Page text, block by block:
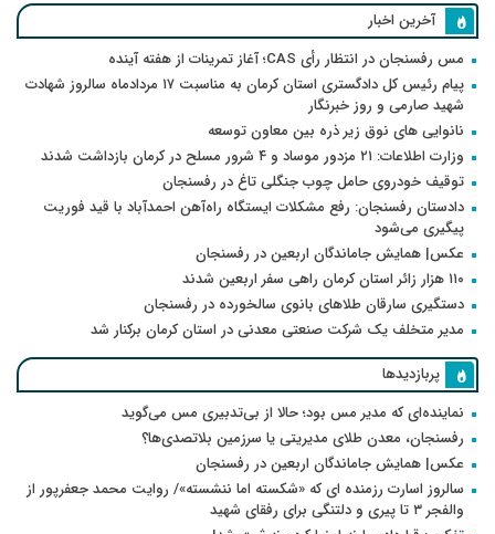
آخرین اخبار
مس رفسنجان در انتظار رأی CAS؛ آغاز تمرینات از هفته آینده
پیام رئیس کل دادگستری استان کرمان به مناسبت ۱۷ مردادماه سالروز شهادت
شهید صارمی و روز خبرنگار
نانوایی های نوق زیر ذره بین معاون توسعه
وزارت اطلاعات: ۲۱ مزدور موساد و ۴ شرور مسلح در کرمان بازداشت شدند
توقیف خودروی حامل چوب جنگلی تاغ در رفسنجان
دادستان رفسنجان: رفع مشکلات ایستگاه راه‌آهن احمدآباد با قید فوریت
پیگیری می‌شود
عکس| همایش جاماندگان اربعین در رفسنجان
۱۱۰ هزار زائر استان کرمان راهی سفر اربعین شدند
دستگیری سارقان طلاهای بانوی سالخورده در رفسنجان
مدیر متخلف یک شرکت صنعتی معدنی در استان کرمان برکنار شد
پربازدیدها
نماینده‌ای که مدیر مس بود؛ حالا از بی‌تدبیری مس می‌گوید
رفسنجان، معدن طلای مدیریتی یا سرزمین بلاتصدی‌ها؟
عکس| همایش جاماندگان اربعین در رفسنجان
سالروز اسارت رزمنده ای که «شکسته اما ننشسته»/ روایت محمد جعفرپور از
والفجر ۳ تا پیری و دلتنگی برای رفقای شهید